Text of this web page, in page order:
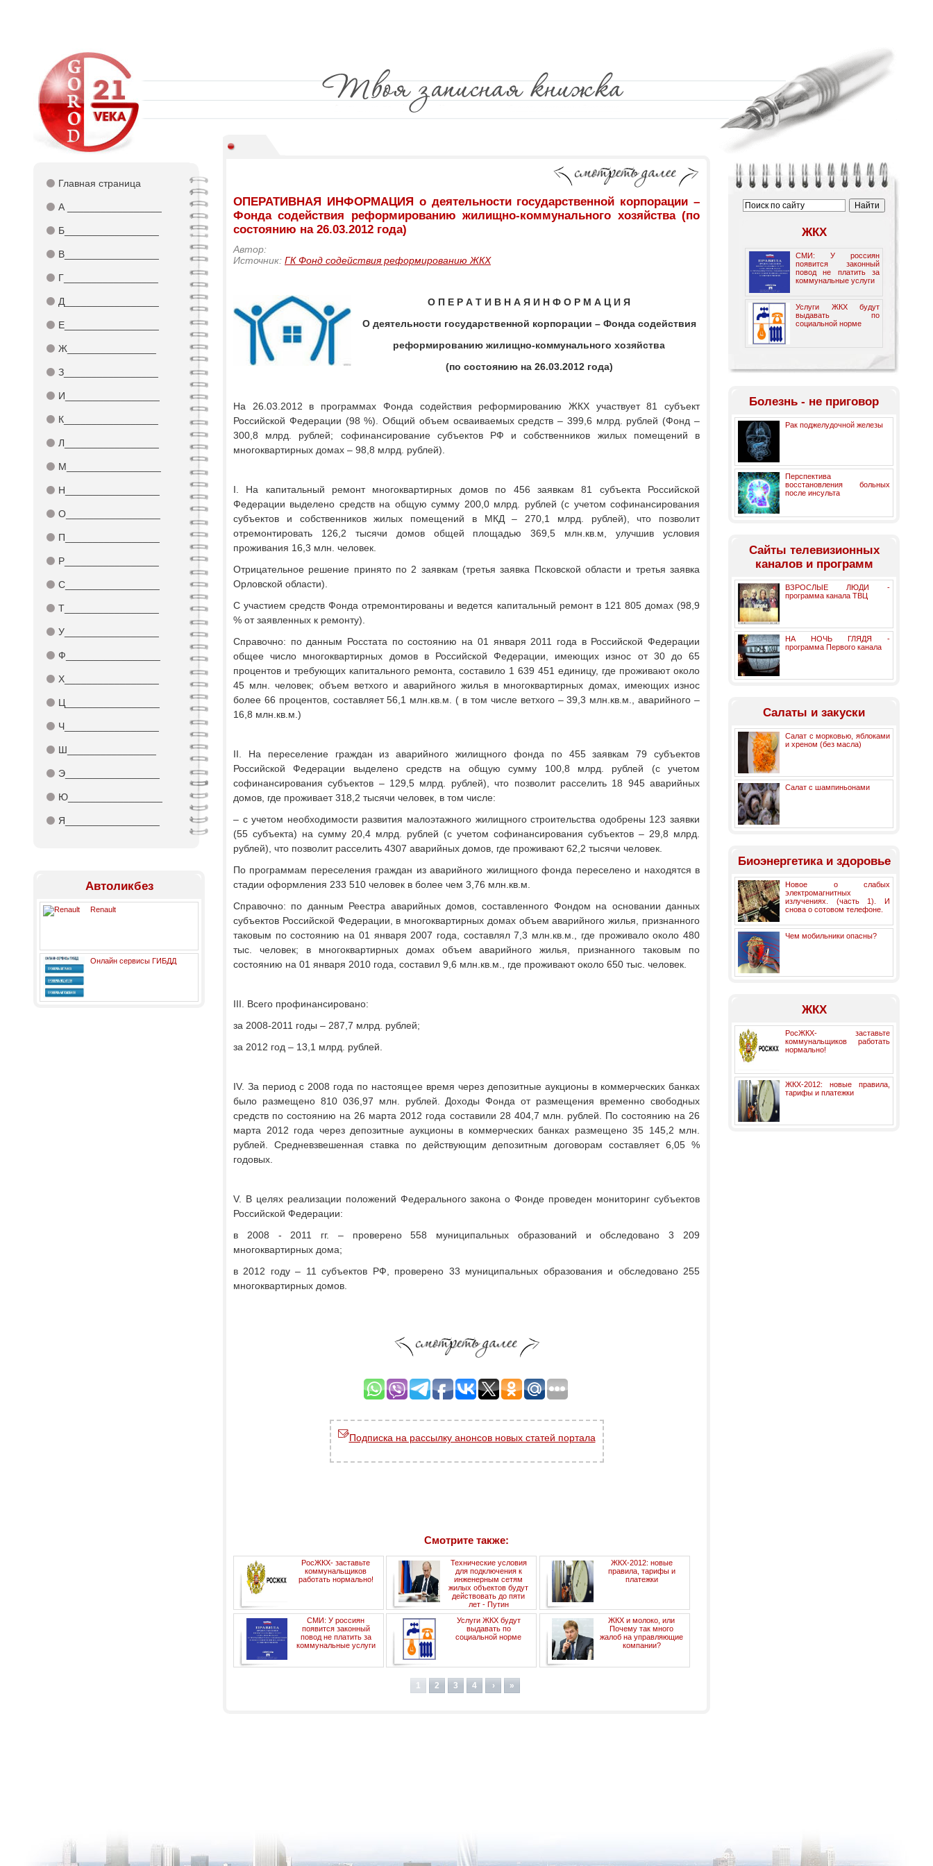
⚫ Главная страница
⚫ А _________________
⚫ Б_________________
⚫ В_________________
⚫ Г_________________
⚫ Д_________________
⚫ Е_________________
⚫ Ж________________
⚫ З_________________
⚫ И_________________
⚫ К_________________
⚫ Л_________________
⚫ М_________________
⚫ Н_________________
⚫ О_________________
⚫ П_________________
⚫ Р_________________
⚫ С_________________
⚫ Т_________________
⚫ У_________________
⚫ Ф_________________
⚫ Х_________________
⚫ Ц_________________
⚫ Ч_________________
⚫ Ш________________
⚫ Э_________________
⚫ Ю_________________
⚫ Я_________________
Автоликбез
Renault
Онлайн сервисы ГИБДД
ОПЕРАТИВНАЯ ИНФОРМАЦИЯ о деятельности государственной корпорации –
Фонда содействия реформированию жилищно-коммунального хозяйства (по
состоянию на 26.03.2012 года)
Автор:
Источник: ГК Фонд содействия реформированию ЖКХ
О П Е Р А Т И В Н А Я И Н Ф О Р М А Ц И Я
О деятельности государственной корпорации – Фонда содействия
реформированию жилищно-коммунального хозяйства
(по состоянию на 26.03.2012 года)
На 26.03.2012 в программах Фонда содействия реформированию ЖКХ участвует 81 субъект
Российской Федерации (98 %). Общий объем осваиваемых средств – 399,6 млрд. рублей (Фонд –
300,8 млрд. рублей; софинансирование субъектов РФ и собственников жилых помещений в
многоквартирных домах – 98,8 млрд. рублей).
I. На капитальный ремонт многоквартирных домов по 456 заявкам 81 субъекта Российской
Федерации выделено средств на общую сумму 200,0 млрд. рублей (с учетом софинансирования
субъектов и собственников жилых помещений в МКД – 270,1 млрд. рублей), что позволит
отремонтировать 126,2 тысячи домов общей площадью 369,5 млн.кв.м, улучшив условия
проживания 16,3 млн. человек.
Отрицательное решение принято по 2 заявкам (третья заявка Псковской области и третья заявка
Орловской области).
С участием средств Фонда отремонтированы и ведется капитальный ремонт в 121 805 домах (98,9
% от заявленных к ремонту).
Справочно: по данным Росстата по состоянию на 01 января 2011 года в Российской Федерации
общее число многоквартирных домов в Российской Федерации, имеющих износ от 30 до 65
процентов и требующих капитального ремонта, составило 1 639 451 единицу, где проживают около
45 млн. человек; объем ветхого и аварийного жилья в многоквартирных домах, имеющих износ
более 66 процентов, составляет 56,1 млн.кв.м. ( в том числе ветхого – 39,3 млн.кв.м., аварийного –
16,8 млн.кв.м.)
II. На переселение граждан из аварийного жилищного фонда по 455 заявкам 79 субъектов
Российской Федерации выделено средств на общую сумму 100,8 млрд. рублей (с учетом
софинансирования субъектов – 129,5 млрд. рублей), что позволит расселить 18 945 аварийных
домов, где проживает 318,2 тысячи человек, в том числе:
– с учетом необходимости развития малоэтажного жилищного строительства одобрены 123 заявки
(55 субъекта) на сумму 20,4 млрд. рублей (с учетом софинансирования субъектов – 29,8 млрд.
рублей), что позволит расселить 4307 аварийных домов, где проживают 62,2 тысячи человек.
По программам переселения граждан из аварийного жилищного фонда переселено и находятся в
стадии оформления 233 510 человек в более чем 3,76 млн.кв.м.
Справочно: по данным Реестра аварийных домов, составленного Фондом на основании данных
субъектов Российской Федерации, в многоквартирных домах объем аварийного жилья, признанного
таковым по состоянию на 01 января 2007 года, составлял 7,3 млн.кв.м., где проживало около 480
тыс. человек; в многоквартирных домах объем аварийного жилья, признанного таковым по
состоянию на 01 января 2010 года, составил 9,6 млн.кв.м., где проживают около 650 тыс. человек.
III. Всего профинансировано:
за 2008-2011 годы – 287,7 млрд. рублей;
за 2012 год – 13,1 млрд. рублей.
IV. За период с 2008 года по настоящее время через депозитные аукционы в коммерческих банках
было размещено 810 036,97 млн. рублей. Доходы Фонда от размещения временно свободных
средств по состоянию на 26 марта 2012 года составили 28 404,7 млн. рублей. По состоянию на 26
марта 2012 года через депозитные аукционы в коммерческих банках размещено 35 145,2 млн.
рублей. Средневзвешенная ставка по действующим депозитным договорам составляет 6,05 %
годовых.
V. В целях реализации положений Федерального закона о Фонде проведен мониторинг субъектов
Российской Федерации:
в 2008 - 2011 гг. – проверено 558 муниципальных образований и обследовано 3 209
многоквартирных дома;
в 2012 году – 11 субъектов РФ, проверено 33 муниципальных образования и обследовано 255
многоквартирных домов.
Подписка на рассылку анонсов новых статей портала
Смотрите также:
РосЖКХ- заставьте
коммунальщиков
работать нормально!
Технические условия
для подключения к
инженерным сетям
жилых объектов будут
действовать до пяти
лет - Путин
ЖКХ-2012: новые
правила, тарифы и
платежки
СМИ: У россиян
появится законный
повод не платить за
коммунальные услуги
Услуги ЖКХ будут
выдавать по
социальной норме
ЖКХ и молоко, или
Почему так много
жалоб на управляющие
компании?
1 2 3 4 › »
ЖКХ
СМИ: У россиян
появится законный
повод не платить за
коммунальные услуги
Услуги ЖКХ будут
выдавать по
социальной норме
Болезнь - не приговор
Рак поджелудочной железы
Перспектива
восстановления больных
после инсульта
Cайты телевизионных
каналов и программ
ВЗРОСЛЫЕ ЛЮДИ -
программа канала ТВЦ
НА НОЧЬ ГЛЯДЯ -
программа Первого канала
Салаты и закуски
Салат с морковью, яблоками
и хреном (без масла)
Салат с шампиньонами
Биоэнергетика и здоровье
Новое о слабых
электромагнитных
излучениях. (часть 1). И
снова о сотовом телефоне.
Чем мобильники опасны?
ЖКХ
РосЖКХ- заставьте
коммунальщиков работать
нормально!
ЖКХ-2012: новые правила,
тарифы и платежки